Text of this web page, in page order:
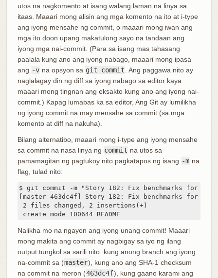
utos na nagkomento at isang walang laman na linya sa
itaas. Maaari mong alisin ang mga komento na ito at i-type
ang iyong mensahe ng commit, o maaari mong iwan ang
mga ito doon upang makatulong sayo na tandaan ang
iyong mga nai-commit. (Para sa isang mas tahasang
paalala kung ano ang iyong nabago, maaari mong ipasa
ang -v na opsyon sa git commit . Ang paggawa nito ay
naglalagay din ng diff sa iyong nabago sa editor kaya
maaari mong tingnan ang eksakto kung ano ang iyong nai-
commit.) Kapag lumabas ka sa editor, Ang Git ay lumilikha
ng iyong commit na may mensahe sa commit (sa mga
komento at diff na nakuha).
Bilang alternatibo, maaari mong i-type ang iyong mensahe
sa commit na nasa linya ng commit na utos sa
pamamagitan ng pagtukoy nito pagkatapos ng isang -m na
flag, tulad nito:
$ git commit -m "Story 182: Fix benchmarks for
[master 463dc4f] Story 182: Fix benchmarks for
2 files changed, 2 insertions(+)
create mode 100644 README
Nalikha mo na ngayon ang iyong unang commit! Maaari
mong makita ang commit ay nagbigay sa iyo ng ilang
output tungkol sa sarili nito: kung anong branch ang iyong
na-commit sa (master), kung ano ang SHA-1 checksum
na commit na meron (463dc4f), kung gaano karami ang